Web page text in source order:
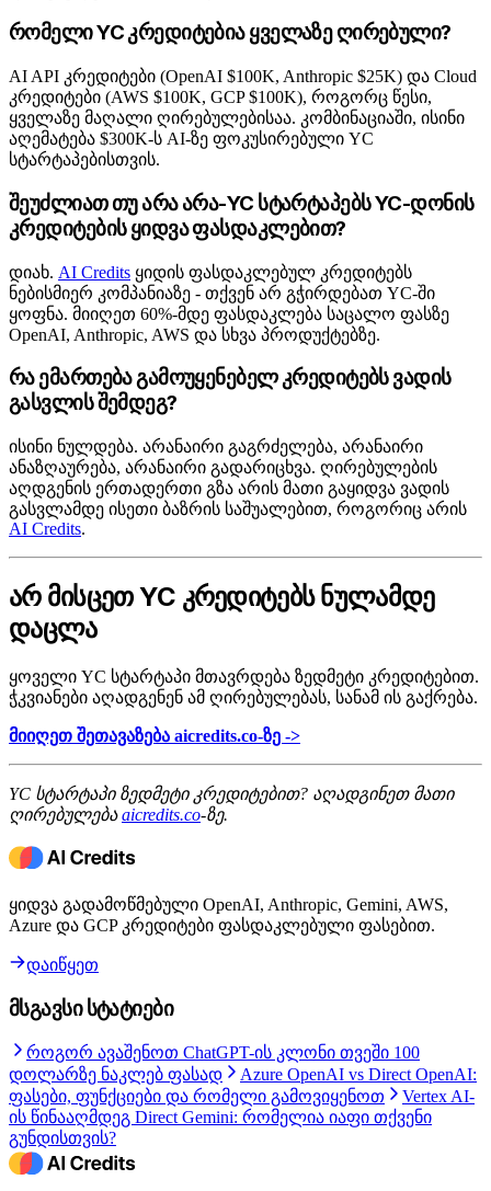
რომელი YC კრედიტებია ყველაზე ღირებული?
AI API კრედიტები (OpenAI $100K, Anthropic $25K) და Cloud
კრედიტები (AWS $100K, GCP $100K), როგორც წესი,
ყველაზე მაღალი ღირებულებისაა. კომბინაციაში, ისინი
აღემატება $300K-ს AI-ზე ფოკუსირებული YC
სტარტაპებისთვის.
შეუძლიათ თუ არა არა-YC სტარტაპებს YC-დონის
კრედიტების ყიდვა ფასდაკლებით?
დიახ. AI Credits ყიდის ფასდაკლებულ კრედიტებს
ნებისმიერ კომპანიაზე - თქვენ არ გჭირდებათ YC-ში
ყოფნა. მიიღეთ 60%-მდე ფასდაკლება საცალო ფასზე
OpenAI, Anthropic, AWS და სხვა პროდუქტებზე.
რა ემართება გამოუყენებელ კრედიტებს ვადის
გასვლის შემდეგ?
ისინი ნულდება. არანაირი გაგრძელება, არანაირი
ანაზღაურება, არანაირი გადარიცხვა. ღირებულების
აღდგენის ერთადერთი გზა არის მათი გაყიდვა ვადის
გასვლამდე ისეთი ბაზრის საშუალებით, როგორიც არის
AI Credits.
არ მისცეთ YC კრედიტებს ნულამდე
დაცლა
ყოველი YC სტარტაპი მთავრდება ზედმეტი კრედიტებით.
ჭკვიანები აღადგენენ ამ ღირებულებას, სანამ ის გაქრება.
მიიღეთ შეთავაზება aicredits.co-ზე ->
YC სტარტაპი ზედმეტი კრედიტებით? აღადგინეთ მათი
ღირებულებაaicredits.co-ზე.
ყიდვა გადამოწმებული OpenAI, Anthropic, Gemini, AWS,
Azure და GCP კრედიტები ფასდაკლებული ფასებით.
დაიწყეთ
მსგავსი სტატიები
როგორ ავაშენოთ ChatGPT-ის კლონი თვეში 100
დოლარზე ნაკლებ ფასად
Azure OpenAI vs Direct OpenAI:
ფასები, ფუნქციები და რომელი გამოვიყენოთ
Vertex AI-
ის წინააღმდეგ Direct Gemini: რომელია იაფი თქვენი
გუნდისთვის?